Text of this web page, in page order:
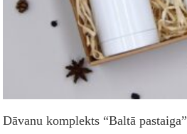
Dāvanu komplekts “Baltā pastaiga”